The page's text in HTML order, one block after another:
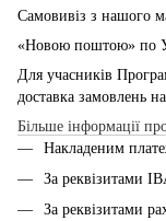
Самовивіз з нашого
«Новою поштою» по
Для учасників
доставка замовлень
Більше інформації
Накладеним
За реквізитами
За реквізитами